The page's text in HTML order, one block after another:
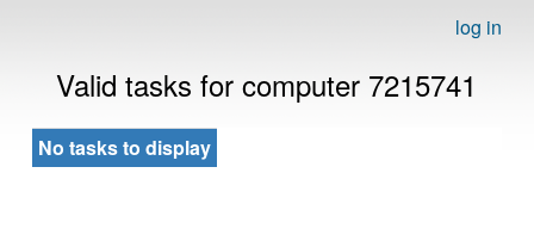
log in
Valid tasks for computer 7215741
No tasks to display